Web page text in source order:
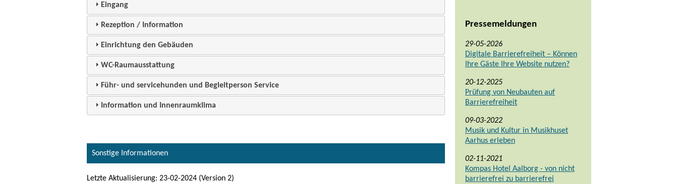
Eingang
Rezeption / Information
Einrichtung den Gebäuden
WC-Raumausstattung
Führ- und servicehunden und Begleitperson Service
Information und Innenraumklima
Sonstige Informationen
Letzte Aktualisierung: 23-02-2024 (Version 2)
Pressemeldungen
29-05-2026
Digitale Barrierefreiheit – Können
Ihre Gäste Ihre Website nutzen?
20-12-2025
Prüfung von Neubauten auf
Barrierefreiheit
09-03-2022
Musik und Kultur in Musikhuset
Aarhus erleben
02-11-2021
Kompas Hotel Aalborg - von nicht
barrierefrei zu barrierefrei